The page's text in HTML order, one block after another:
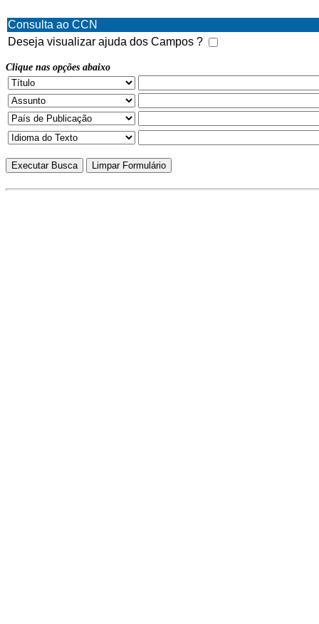
Consulta ao CCN
Deseja visualizar ajuda dos Campos ?
Clique nas opções abaixo